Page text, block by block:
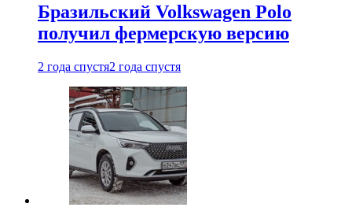
Бразильский Volkswagen Polo
получил фермерскую версию
2 года спустя2 года спустя